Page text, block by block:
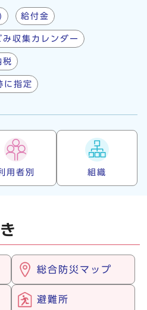
給付金
み収集カレンダー
税
に指定
用者別 組織
総合防災マップ
避難所